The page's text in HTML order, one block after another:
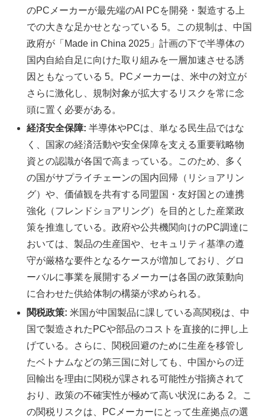
のPCメーカーが最先端のAI PCを開発・製造する上
での大きな足かせとなっている 5。この規制は、中国
政府が「Made in China 2025」計画の下で半導体の
国内自給自足に向けた取り組みを一層加速させる誘
因ともなっている 5。PCメーカーは、米中の対立が
さらに激化し、規制対象が拡大するリスクを常に念
頭に置く必要がある。
経済安全保障: 半導体やPCは、単なる民生品ではな
く、国家の経済活動や安全保障を支える重要戦略物
資との認識が各国で高まっている。このため、多く
の国がサプライチェーンの国内回帰（リショアリン
グ）や、価値観を共有する同盟国・友好国との連携
強化（フレンドショアリング）を目的とした産業政
策を推進している。政府や公共機関向けのPC調達に
おいては、製品の生産国や、セキュリティ基準の遵
守が厳格な要件となるケースが増加しており、グロ
ーバルに事業を展開するメーカーは各国の政策動向
に合わせた供給体制の構築が求められる。
関税政策: 米国が中国製品に課している高関税は、中
国で製造されたPCや部品のコストを直接的に押し上
げている。さらに、関税回避のために生産を移管し
たベトナムなどの第三国に対しても、中国からの迂
回輸出を理由に関税が課される可能性が指摘されて
おり、政策の不確実性が極めて高い状況にある 2。こ
の関税リスクは、PCメーカーにとって生産拠点の選